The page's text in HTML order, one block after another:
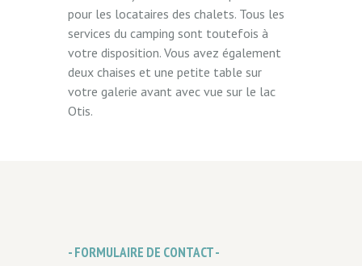
pour les locataires des chalets. Tous les
services du camping sont toutefois à
votre disposition. Vous avez également
deux chaises et une petite table sur
votre galerie avant avec vue sur le lac
Otis.
- FORMULAIRE DE CONTACT -